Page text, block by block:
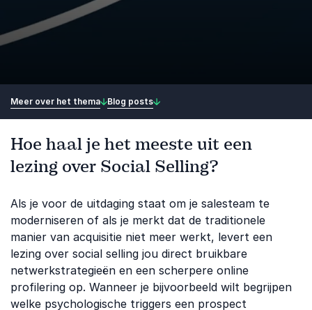
Meer over het thema Blog posts
Hoe haal je het meeste uit een
lezing over Social Selling?
Als je voor de uitdaging staat om je salesteam te
moderniseren of als je merkt dat de traditionele
manier van acquisitie niet meer werkt, levert een
lezing over social selling jou direct bruikbare
netwerkstrategieën en een scherpere online
profilering op. Wanneer je bijvoorbeeld wilt begrijpen
welke psychologische triggers een prospect